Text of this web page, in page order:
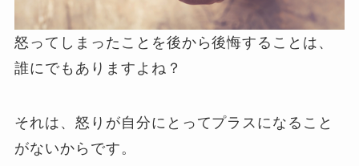
怒ってしまったことを後から後悔することは、
誰にでもありますよね？
それは、怒りが自分にとってプラスになること
がないからです。